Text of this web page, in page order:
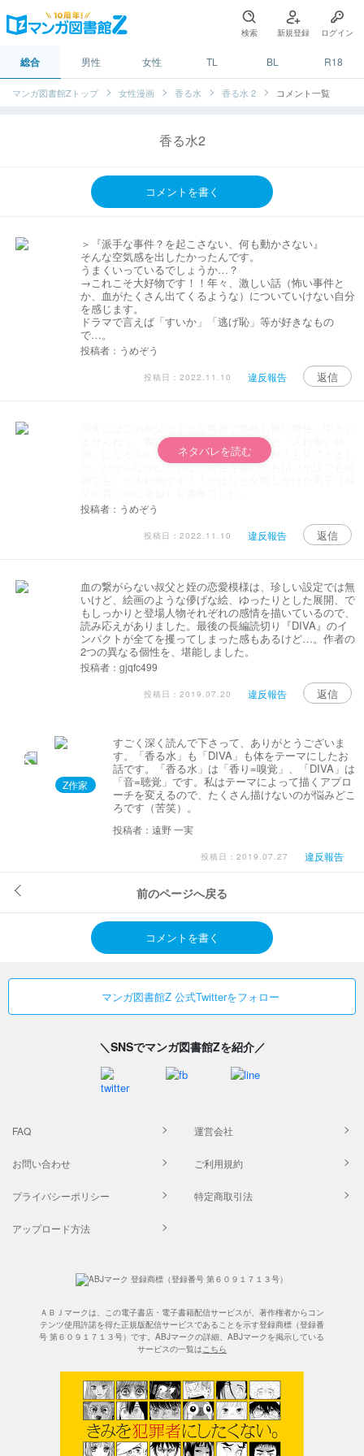
検索 新規登録 ログイン
総合 男性 女性 TL BL R18
マンガ図書館Zトップ 女性漫画 香る水 香る水 2 コメント一覧
香る水2
コメントを書く
＞『派手な事件？を起こさない、何も動かさない』
そんな空気感を出したかったんです。
うまくいっているでしょうか…？
→これこそ大好物です！！年々、激しい話（怖い事件と
か、血がたくさん出てくるような）についていけない自分
を感じます。
ドラマで言えば「すいか」「逃げ恥」等が好きなもの
で…。
投稿者：うめぞう
投稿日：2022.11.10 違反報告 返信
ませんねぇ。書いてあるように男前ですと「入れ食い状
態」になるものだから、たらしこむ人を何人も見てきまし
た。だからなかなかいない男性を描いたお話（小説でも漫
ネタバレを読む
投稿者：うめぞう
投稿日：2022.11.10 違反報告 返信
血の繋がらない叔父と姪の恋愛模様は、珍しい設定では無
いけど、絵画のような儚げな絵、ゆったりとした展開、で
もしっかりと登場人物それぞれの感情を描いているので、
読み応えがありました。最後の長編読切り『DIVA』のイ
ンパクトが全てを攫ってしまった感もあるけど…。作者の
2つの異なる個性を、堪能しました。
投稿者：gjqfc499
投稿日：2019.07.20 違反報告 返信
Z作家
すごく深く読んで下さって、ありがとうございま
す。「香る水」も「DIVA」も体をテーマにしたお
話です。「香る水」は「香り=嗅覚」、「DIVA」は
「音=聴覚」です。私はテーマによって描くアプロ
ーチを変えるので、たくさん描けないのが悩みどこ
ろです（苦笑）。
投稿者：遠野 一実
投稿日：2019.07.27 違反報告
前のページへ戻る
コメントを書く
マンガ図書館Z 公式Twitterをフォロー
＼SNSでマンガ図書館Zを紹介／
FAQ 運営会社
お問い合わせ ご利用規約
プライバシーポリシー 特定商取引法
アップロード方法
ＡＢＪマークは、この電子書店・電子書籍配信サービスが、著作権者からコン
テンツ使用許諾を得た正規版配信サービスであることを示す登録商標（登録番
号 第６０９１７１３号）です。ABJマークの詳細、ABJマークを掲示している
サービスの一覧はこちら